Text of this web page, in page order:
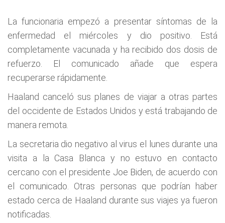
La funcionaria empezó a presentar síntomas de la
enfermedad el miércoles y dio positivo. Está
completamente vacunada y ha recibido dos dosis de
refuerzo. El comunicado añade que espera
recuperarse rápidamente.
Haaland canceló sus planes de viajar a otras partes
del occidente de Estados Unidos y está trabajando de
manera remota.
La secretaria dio negativo al virus el lunes durante una
visita a la Casa Blanca y no estuvo en contacto
cercano con el presidente Joe Biden, de acuerdo con
el comunicado. Otras personas que podrían haber
estado cerca de Haaland durante sus viajes ya fueron
notificadas.